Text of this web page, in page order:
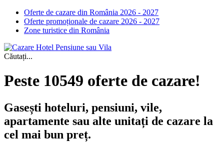
Oferte de cazare din România 2026 - 2027
Oferte promoționale de cazare 2026 - 2027
Zone turistice din România
Căutați...
Peste 10549 oferte de cazare!
Gasești hoteluri, pensiuni, vile,
apartamente sau alte unitați de cazare la
cel mai bun preț.